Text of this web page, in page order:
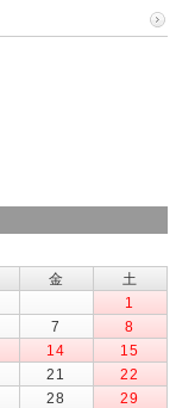
金
土
1
7
8
14
15
21
22
28
29